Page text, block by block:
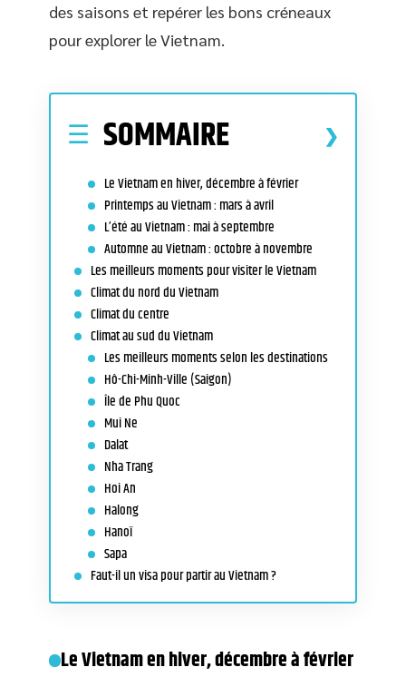
des saisons et repérer les bons créneaux
pour explorer le Vietnam.
SOMMAIRE
Le Vietnam en hiver, décembre à février
Printemps au Vietnam : mars à avril
L’été au Vietnam : mai à septembre
Automne au Vietnam : octobre à novembre
Les meilleurs moments pour visiter le Vietnam
Climat du nord du Vietnam
Climat du centre
Climat au sud du Vietnam
Les meilleurs moments selon les destinations
Hô-Chi-Minh-Ville (Saigon)
Île de Phu Quoc
Mui Ne
Dalat
Nha Trang
Hoi An
Halong
Hanoï
Sapa
Faut-il un visa pour partir au Vietnam ?
Le Vietnam en hiver, décembre à février